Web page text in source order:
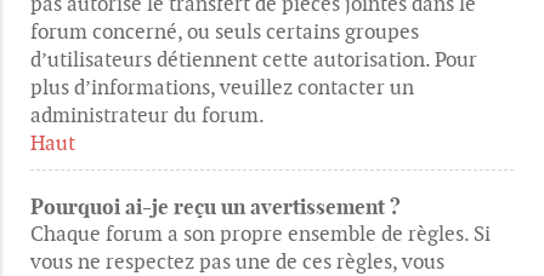
forum concerné, ou seuls certains groupes
d’utilisateurs détiennent cette autorisation. Pour
plus d’informations, veuillez contacter un
administrateur du forum.
Haut
Pourquoi ai-je reçu un avertissement ?
Chaque forum a son propre ensemble de règles. Si
vous ne respectez pas une de ces règles, vous